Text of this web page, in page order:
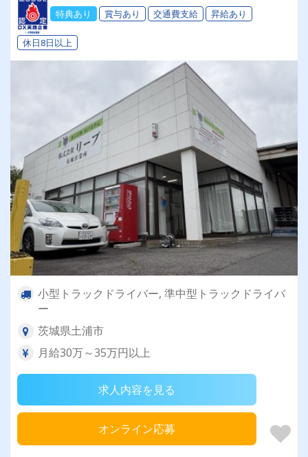
特典あり 賞与あり 交通費支給 昇給あり
休日8日以上
小型トラックドライバー, 準中型トラックドライバ
ー
茨城県土浦市
月給30万～35万円以上
求人内容を見る
オンライン応募